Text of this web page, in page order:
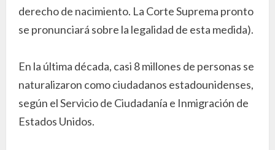
derecho de nacimiento. La Corte Suprema pronto
se pronunciará sobre la legalidad de esta medida).
En la última década, casi 8 millones de personas se
naturalizaron como ciudadanos estadounidenses,
según el Servicio de Ciudadanía e Inmigración de
Estados Unidos.